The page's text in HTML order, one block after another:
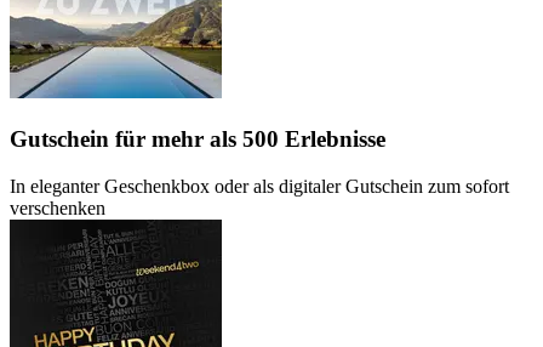
Gutschein für mehr als 500 Erlebnisse
In eleganter Geschenkbox oder als digitaler Gutschein zum sofort
verschenken